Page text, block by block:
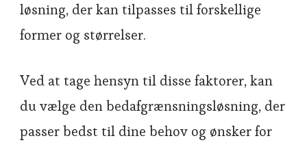
løsning, der kan tilpasses til forskellige
former og størrelser.
Ved at tage hensyn til disse faktorer, kan
du vælge den bedafgrænsningsløsning, der
passer bedst til dine behov og ønsker for